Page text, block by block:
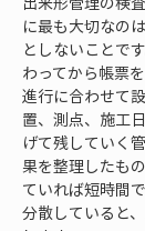
に最も大切なの
としないことで
わってから帳票
進行に合わせて
置、測点、施工
げて残していく
果を整理したも
ていれば短時間
分散していると